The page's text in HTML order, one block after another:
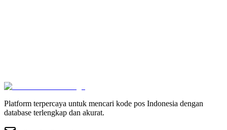
Platform terpercaya untuk mencari kode pos Indonesia dengan
database terlengkap dan akurat.